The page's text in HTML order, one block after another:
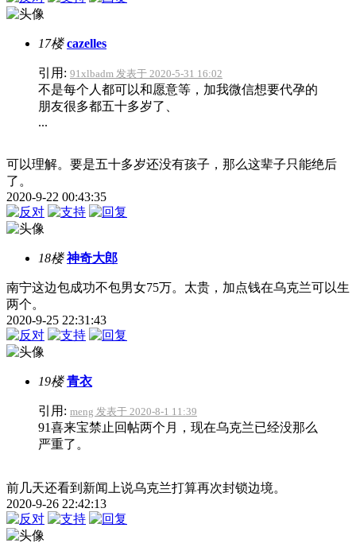
17楼 cazelles
引用: 91xlbadm 发表于 2020-5-31 16:02
不是每个人都可以和愿意等，加我微信想要代孕的
朋友很多都五十多岁了、
...
可以理解。要是五十多岁还没有孩子，那么这辈子只能绝后
了。
2020-9-22 00:43:35
18楼 神奇大郎
南宁这边包成功不包男女75万。太贵，加点钱在乌克兰可以生
两个。
2020-9-25 22:31:43
19楼 青衣
引用: meng 发表于 2020-8-1 11:39
91喜来宝禁止回帖两个月，现在乌克兰已经没那么
严重了。
前几天还看到新闻上说乌克兰打算再次封锁边境。
2020-9-26 22:42:13